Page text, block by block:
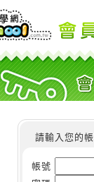
請輸入您的
帳號